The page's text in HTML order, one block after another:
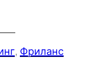
, Фриланс